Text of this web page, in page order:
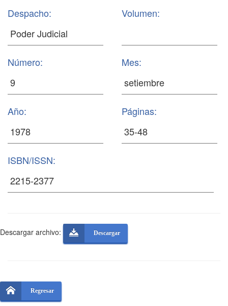
Despacho: Volumen:
Número: Mes:
Año: Páginas:
ISBN/ISSN:
Descargar archivo: Descargar
Regresar